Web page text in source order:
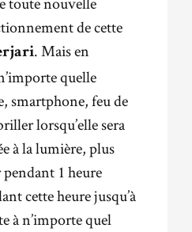
de cette
. Mais en
quelle
smartphone, feu de
lorsqu’elle sera
à la lumière, plus
1 heure
cette heure jusqu’à
à n’importe quel